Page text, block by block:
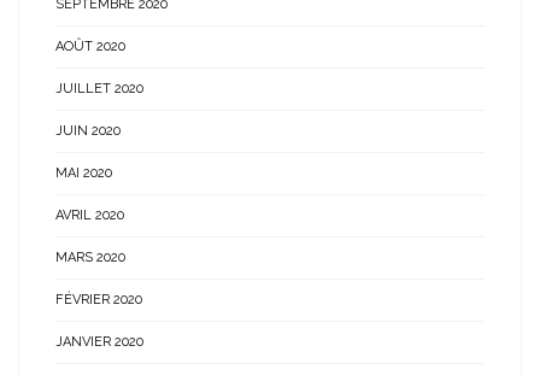
SEPTEMBRE 2020
AOÛT 2020
JUILLET 2020
JUIN 2020
MAI 2020
AVRIL 2020
MARS 2020
FÉVRIER 2020
JANVIER 2020